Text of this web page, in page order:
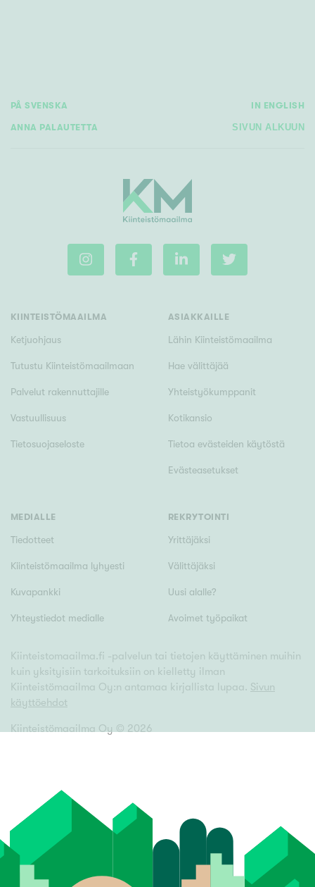
PÅ SVENSKA IN ENGLISH
ANNA PALAUTETTA SIVUN ALKUUN
KIINTEISTÖMAAILMA
Ketjuohjaus
Tutustu Kiinteistömaailmaan
Palvelut rakennuttajille
Vastuullisuus
Tietosuojaseloste
ASIAKKAILLE
Lähin Kiinteistömaailma
Hae välittäjää
Yhteistyökumppanit
Kotikansio
Tietoa evästeiden käytöstä
Evästeasetukset
MEDIALLE
Tiedotteet
Kiinteistömaailma lyhyesti
Kuvapankki
Yhteystiedot medialle
REKRYTOINTI
Yrittäjäksi
Välittäjäksi
Uusi alalle?
Avoimet työpaikat
Kiinteistomaailma.fi -palvelun tai tietojen käyttäminen muihin
kuin yksityisiin tarkoituksiin on kielletty ilman
Kiinteistömaailma Oy:n antamaa kirjallista lupaa. Sivun
käyttöehdot
Kiinteistömaailma Oy © 2026